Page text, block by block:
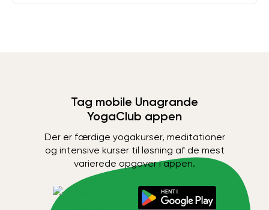
Tag mobile Unagrande
YogaClub appen
Der er færdige yogakurser, meditationer
og intensive kurser til løsning af de mest
varierede opgaver i appen.